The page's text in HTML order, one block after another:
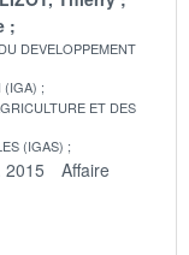
DEVELOPPEMENT
(IGA)
ET DES
(IGAS)
2015
Affaire